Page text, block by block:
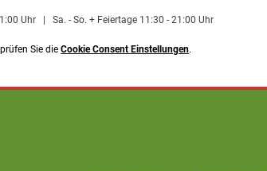
Uhr Sa. - So. + Feiertage 11:30 - 21:00 Uhr
Sie dieCookie Consent Einstellungen.